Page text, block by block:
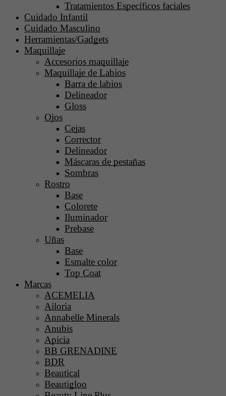
Tratamientos Específicos faciales
Cuidado Infantil
Cuidado Masculino
Herramientas/Gadgets
Maquillaje
Accesorios maquillaje
Maquillaje de Labios
Barra de labios
Delineador
Gloss
Ojos
Cejas
Corrector
Delineador
Máscaras de pestañas
Sombras
Rostro
Base
Colorete
Iluminador
Prebase
Uñas
Base
Esmalte color
Top Coat
Marcas
ACEMELIA
Ailoria
Annabelle Minerals
Anubis
Apicia
BB GRENADINE
BDR
Beautical
Beautigloo